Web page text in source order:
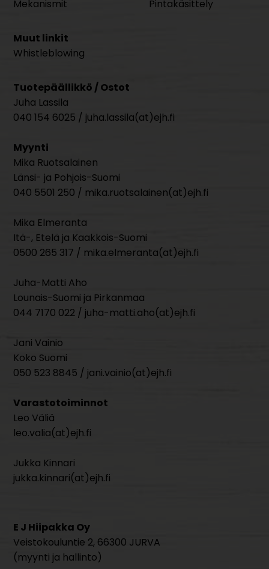
Mekanismit
Pintakäsittely
Muut linkit
Whistleblowing
Tuotepäällikkö / Ostot
Juha Lassila
040 154 6025 / juha.lassila(at)ejh.fi
Myynti
Mika Ruotsalainen
Länsi- ja Pohjois-Suomi
040 5501 250 / mika.ruotsalainen(at)ejh.fi
Mika Elmeranta
Itä-, Etelä ja Kaakkois-Suomi
0500 265 317 / mika.elmeranta(at)ejh.fi
Juha-Matti Aho
Lounais-Suomi ja Pirkanmaa
044 7170 022 / juha-matti.aho(at)ejh.fi
Jani Vainio
Koko Suomi
050 523 8845 / jani.vainio(at)ejh.fi
Varastotoiminnot
Leo Väliä
leo.valia(at)ejh.fi
Jukka Kinnari
jukka.kinnari(at)ejh.fi
E J Hiipakka Oy
Veistokouluntie 2, 66300 JURVA
(myynti ja hallinto)